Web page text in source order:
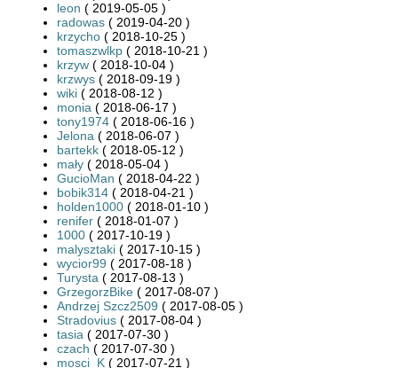
leon ( 2019-05-05 )
radowas ( 2019-04-20 )
krzycho ( 2018-10-25 )
tomaszwlkp ( 2018-10-21 )
krzyw ( 2018-10-04 )
krzwys ( 2018-09-19 )
wiki ( 2018-08-12 )
monia ( 2018-06-17 )
tony1974 ( 2018-06-16 )
Jelona ( 2018-06-07 )
bartekk ( 2018-05-12 )
mały ( 2018-05-04 )
GucioMan ( 2018-04-22 )
bobik314 ( 2018-04-21 )
holden1000 ( 2018-01-10 )
renifer ( 2018-01-07 )
1000 ( 2017-10-19 )
malysztaki ( 2017-10-15 )
wycior99 ( 2017-08-18 )
Turysta ( 2017-08-13 )
GrzegorzBike ( 2017-08-07 )
Andrzej Szcz2509 ( 2017-08-05 )
Stradovius ( 2017-08-04 )
tasia ( 2017-07-30 )
czach ( 2017-07-30 )
mosci_K ( 2017-07-21 )